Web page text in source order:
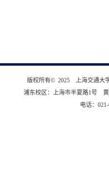
版权所有© 2025 上海交通大
浦东校区：上海市半夏路1号
电话：